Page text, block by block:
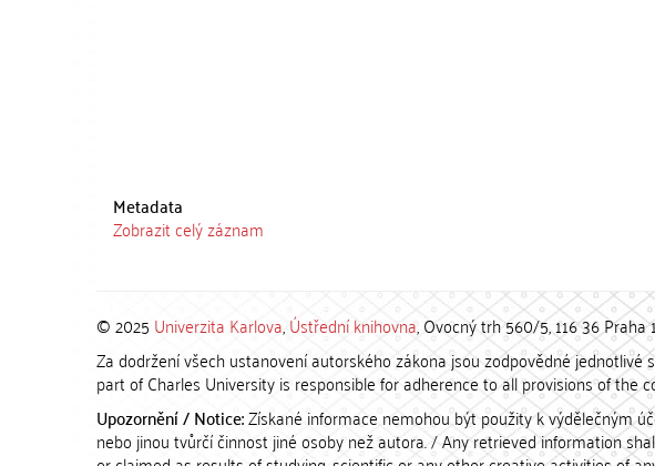
Metadata
Zobrazit celý záznam
© 2025 Univerzita Karlova,Ústřední knihovna, Ovocný trh 560/5, 116 36 Praha
Za dodržení všech ustanovení autorského zákona jsou zodpovědné
part of Charles University is responsible for adherence to all provisions of the
Upozornění / Notice:Získané informace nemohou být použity k výdělečným
nebo jinou tvůrčí činnost jiné osoby než autora. / Any retrieved information